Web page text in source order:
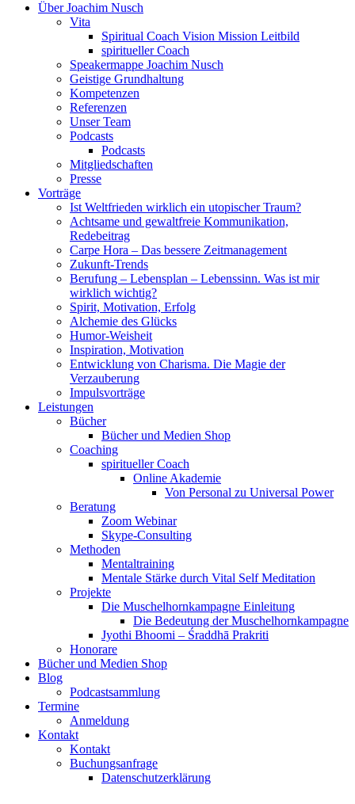
Über Joachim Nusch
Vita
Spiritual Coach Vision Mission Leitbild
spiritueller Coach
Speakermappe Joachim Nusch
Geistige Grundhaltung
Kompetenzen
Referenzen
Unser Team
Podcasts
Podcasts
Mitgliedschaften
Presse
Vorträge
Ist Weltfrieden wirklich ein utopischer Traum?
Achtsame und gewaltfreie Kommunikation,
Redebeitrag
Carpe Hora – Das bessere Zeitmanagement
Zukunft-Trends
Berufung – Lebensplan – Lebenssinn. Was ist mir
wirklich wichtig?
Spirit, Motivation, Erfolg
Alchemie des Glücks
Humor-Weisheit
Inspiration, Motivation
Entwicklung von Charisma. Die Magie der
Verzauberung
Impulsvorträge
Leistungen
Bücher
Bücher und Medien Shop
Coaching
spiritueller Coach
Online Akademie
Von Personal zu Universal Power
Beratung
Zoom Webinar
Skype-Consulting
Methoden
Mentaltraining
Mentale Stärke durch Vital Self Meditation
Projekte
Die Muschelhornkampagne Einleitung
Die Bedeutung der Muschelhornkampagne
Jyothi Bhoomi – Śraddhā Prakriti
Honorare
Bücher und Medien Shop
Blog
Podcastsammlung
Termine
Anmeldung
Kontakt
Kontakt
Buchungsanfrage
Datenschutzerklärung